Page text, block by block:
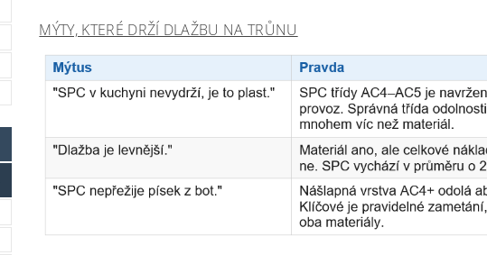
MÝTY, KTERÉ DRŽÍ DLAŽBU NA TRŮNU